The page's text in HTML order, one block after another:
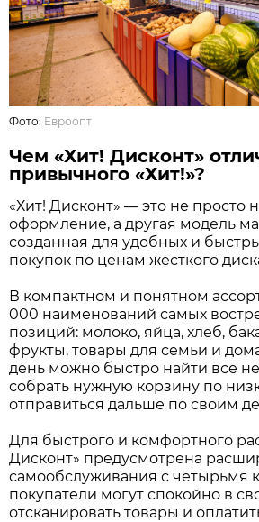
Фото: Евроопт
Чем «Хит! Дисконт»
привычного «Хит!»?
«Хит! Дисконт» — это не просто
оформление, а другая модель
созданная для удобных и
покупок по ценам жесткого
В компактном и понятном
000 наименований самых
позиций: молоко, яйца, хлеб,
фрукты, товары для семьи и
день можно быстро найти все
собрать нужную корзину по
отправиться дальше по своим
Для быстрого и комфортного
Дисконт» предусмотрена
самообслуживания с четырьмя
покупатели могут спокойно в
отсканировать товары и